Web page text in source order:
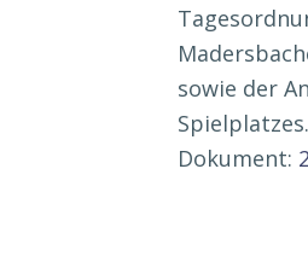
sowie der
Dokument: